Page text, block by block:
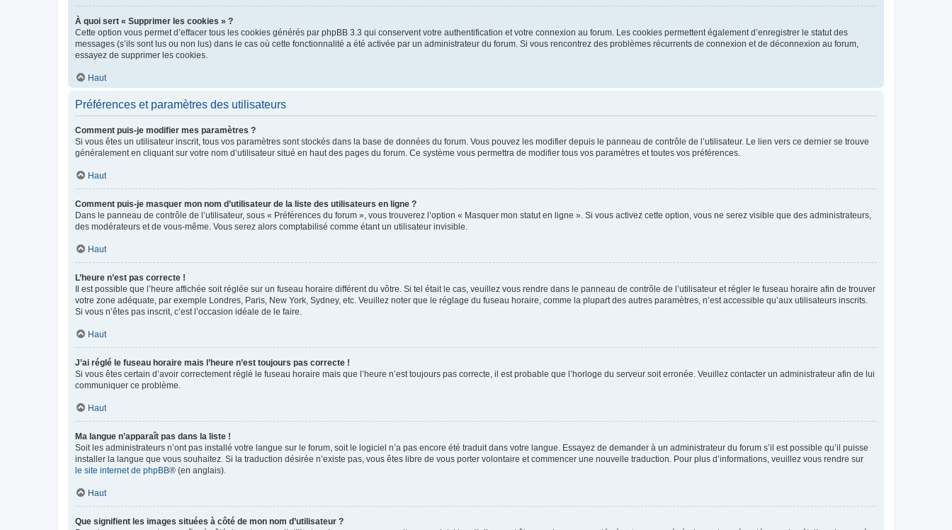
À quoi sert « Supprimer les cookies » ?
Cette option vous permet d’effacer tous les cookies générés par phpBB 3.3 qui conservent votre authentification et votre connexion au forum. Les cookies permettent également d’enregistrer le statut des
messages (s’ils sont lus ou non lus) dans le cas où cette fonctionnalité a été activée par un administrateur du forum. Si vous rencontrez des problèmes récurrents de connexion et de déconnexion au forum,
essayez de supprimer les cookies.
Haut
Préférences et paramètres des utilisateurs
Comment puis-je modifier mes paramètres ?
Si vous êtes un utilisateur inscrit, tous vos paramètres sont stockés dans la base de données du forum. Vous pouvez les modifier depuis le panneau de contrôle de l’utilisateur. Le lien vers ce dernier se trouve
généralement en cliquant sur votre nom d’utilisateur situé en haut des pages du forum. Ce système vous permettra de modifier tous vos paramètres et toutes vos préférences.
Haut
Comment puis-je masquer mon nom d’utilisateur de la liste des utilisateurs en ligne ?
Dans le panneau de contrôle de l’utilisateur, sous « Préférences du forum », vous trouverez l’option « Masquer mon statut en ligne ». Si vous activez cette option, vous ne serez visible que des administrateurs,
des modérateurs et de vous-même. Vous serez alors comptabilisé comme étant un utilisateur invisible.
Haut
L’heure n’est pas correcte !
Il est possible que l’heure affichée soit réglée sur un fuseau horaire différent du vôtre. Si tel était le cas, veuillez vous rendre dans le panneau de contrôle de l’utilisateur et régler le fuseau horaire afin de trouver
votre zone adéquate, par exemple Londres, Paris, New York, Sydney, etc. Veuillez noter que le réglage du fuseau horaire, comme la plupart des autres paramètres, n’est accessible qu’aux utilisateurs inscrits.
Si vous n’êtes pas inscrit, c’est l’occasion idéale de le faire.
Haut
J’ai réglé le fuseau horaire mais l’heure n’est toujours pas correcte !
Si vous êtes certain d’avoir correctement réglé le fuseau horaire mais que l’heure n’est toujours pas correcte, il est probable que l’horloge du serveur soit erronée. Veuillez contacter un administrateur afin de lui
communiquer ce problème.
Haut
Ma langue n’apparaît pas dans la liste !
Soit les administrateurs n’ont pas installé votre langue sur le forum, soit le logiciel n’a pas encore été traduit dans votre langue. Essayez de demander à un administrateur du forum s’il est possible qu’il puisse
installer la langue que vous souhaitez. Si la traduction désirée n’existe pas, vous êtes libre de vous porter volontaire et commencer une nouvelle traduction. Pour plus d’informations, veuillez vous rendre sur
le site internet de phpBB® (en anglais).
Haut
Que signifient les images situées à côté de mon nom d’utilisateur ?